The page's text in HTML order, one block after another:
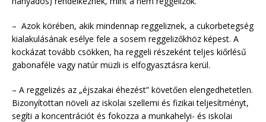
– Azok körében, akik mindennap reggeliznek, a cukorbetegség
kialakulásának esélye fele a sosem reggelizőkhöz képest. A
kockázat tovább csökken, ha reggeli részeként teljes kiőrlésű
gabonaféle vagy natúr müzli is elfogyasztásra kerül.
– A reggelizés az „éjszakai éhezést” követően elengedhetetlen.
Bizonyítottan növeli az iskolai szellemi és fizikai teljesítményt,
segíti a koncentrációt és fokozza a munkahelyi- és iskolai